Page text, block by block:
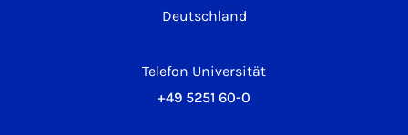
Deutschland
Telefon Universität
+49 5251 60-0